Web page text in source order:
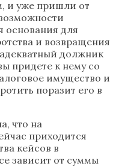
и уже пришли от
основания для
и возвращения
должник
придете к нему со
имущество и
поразит его в
что на
приходится
кейсов в
зависит от суммы